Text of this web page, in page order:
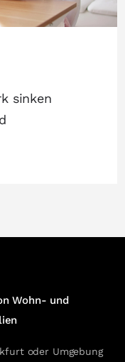
sinken
Wohn- und
oder Umgebung